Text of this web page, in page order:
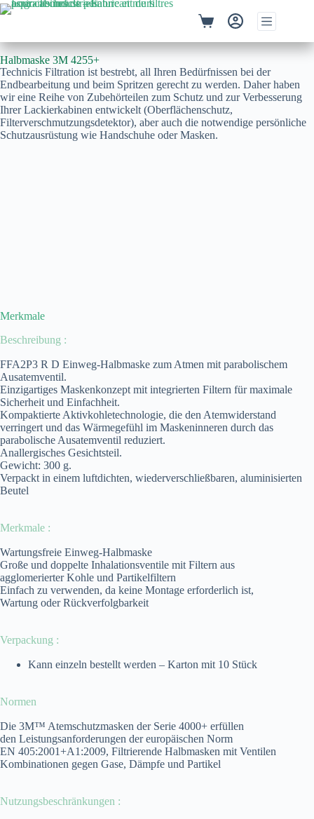
Halbmaske 3M 4255+
Technicis Filtration ist bestrebt, all Ihren Bedürfnissen bei der
Endbearbeitung und beim Spritzen gerecht zu werden. Daher haben
wir eine Reihe von Zubehörteilen zum Schutz und zur Verbesserung
Ihrer Lackierkabinen entwickelt (Oberflächenschutz,
Filterverschmutzungsdetektor), aber auch die notwendige persönliche
Schutzausrüstung wie Handschuhe oder Masken.
Merkmale
Beschreibung :
FFA2P3 R D Einweg-Halbmaske zum Atmen mit parabolischem
Ausatemventil.
Einzigartiges Maskenkonzept mit integrierten Filtern für maximale
Sicherheit und Einfachheit.
Kompaktierte Aktivkohletechnologie, die den Atemwiderstand
verringert und das Wärmegefühl im Maskeninneren durch das
parabolische Ausatemventil reduziert.
Anallergisches Gesichtsteil.
Gewicht: 300 g.
Verpackt in einem luftdichten, wiederverschließbaren, aluminisierten
Beutel
Merkmale :
Wartungsfreie Einweg-Halbmaske
Große und doppelte Inhalationsventile mit Filtern aus
agglomerierter Kohle und Partikelfiltern
Einfach zu verwenden, da keine Montage erforderlich ist,
Wartung oder Rückverfolgbarkeit
Verpackung :
Kann einzeln bestellt werden – Karton mit 10 Stück
Normen
Die 3M™ Atemschutzmasken der Serie 4000+ erfüllen
den Leistungsanforderungen der europäischen Norm
EN 405:2001+A1:2009, Filtrierende Halbmasken mit Ventilen
Kombinationen gegen Gase, Dämpfe und Partikel
Nutzungsbeschränkungen :